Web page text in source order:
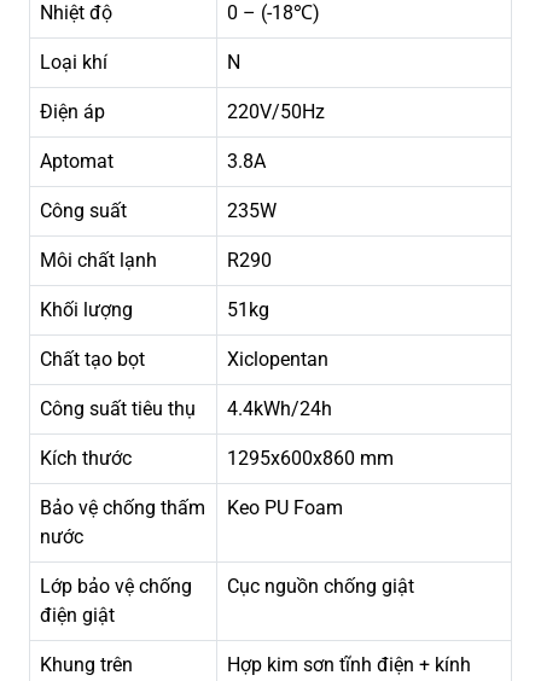
Nhiệt độ 0 – (-18℃)
Loại khí N
Điện áp 220V/50Hz
Aptomat 3.8A
Công suất 235W
Môi chất lạnh R290
Khối lượng 51kg
Chất tạo bọt Xiclopentan
Công suất tiêu thụ 4.4kWh/24h
Kích thước 1295x600x860 mm
Bảo vệ chống thấm
nước
Keo PU Foam
Lớp bảo vệ chống
điện giật
Cục nguồn chống giật
Khung trên
Hợp kim sơn tĩnh điện + kính